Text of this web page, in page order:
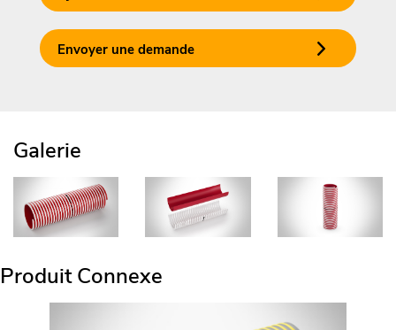
Envoyer une demande
Galerie
Produit Connexe